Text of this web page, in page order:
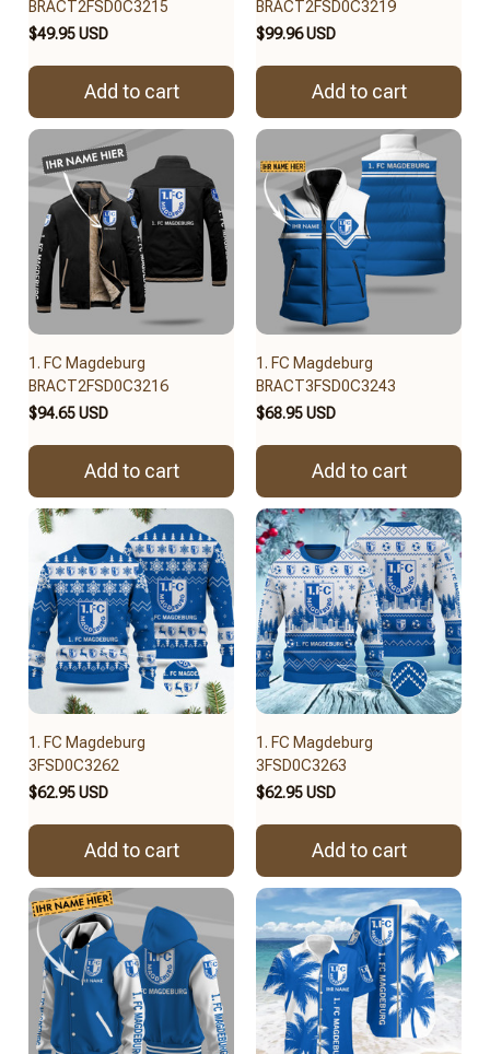
BRACT2FSD0C3215
$49.95 USD
Add to cart
BRACT2FSD0C3219
$99.96 USD
Add to cart
1. FC Magdeburg
BRACT2FSD0C3216
$94.65 USD
Add to cart
1. FC Magdeburg
BRACT3FSD0C3243
$68.95 USD
Add to cart
1. FC Magdeburg
3FSD0C3262
$62.95 USD
Add to cart
1. FC Magdeburg
3FSD0C3263
$62.95 USD
Add to cart